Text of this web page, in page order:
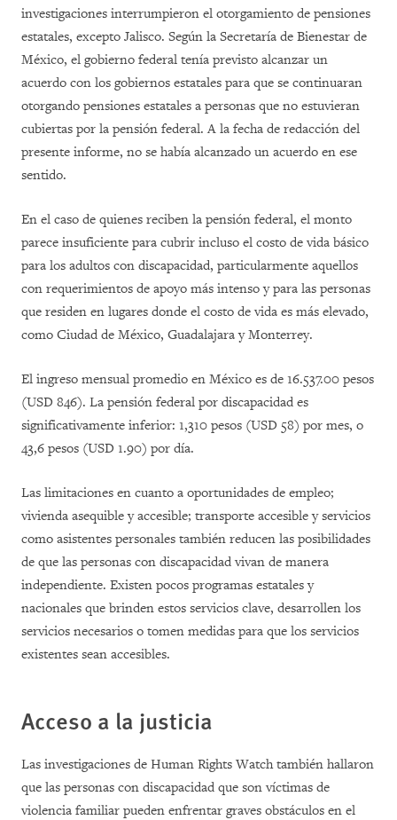
investigaciones interrumpieron el otorgamiento de pensiones
estatales, excepto Jalisco. Según la Secretaría de Bienestar de
México, el gobierno federal tenía previsto alcanzar un
acuerdo con los gobiernos estatales para que se continuaran
otorgando pensiones estatales a personas que no estuvieran
cubiertas por la pensión federal. A la fecha de redacción del
presente informe, no se había alcanzado un acuerdo en ese
sentido.
En el caso de quienes reciben la pensión federal, el monto
parece insuficiente para cubrir incluso el costo de vida básico
para los adultos con discapacidad, particularmente aquellos
con requerimientos de apoyo más intenso y para las personas
que residen en lugares donde el costo de vida es más elevado,
como Ciudad de México, Guadalajara y Monterrey.
El ingreso mensual promedio en México es de 16.537.00 pesos
(USD 846). La pensión federal por discapacidad es
significativamente inferior: 1,310 pesos (USD 58) por mes, o
43,6 pesos (USD 1.90) por día.
Las limitaciones en cuanto a oportunidades de empleo;
vivienda asequible y accesible; transporte accesible y servicios
como asistentes personales también reducen las posibilidades
de que las personas con discapacidad vivan de manera
independiente. Existen pocos programas estatales y
nacionales que brinden estos servicios clave, desarrollen los
servicios necesarios o tomen medidas para que los servicios
existentes sean accesibles.
Acceso a la justicia
Las investigaciones de Human Rights Watch también hallaron
que las personas con discapacidad que son víctimas de
violencia familiar pueden enfrentar graves obstáculos en el